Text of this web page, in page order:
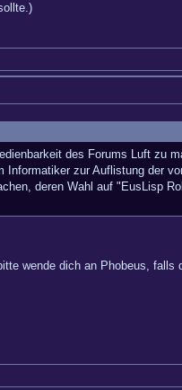
des Forums Luft zu
zur Auflistung der
deren Wahl auf "EusLisp
wende dich an Phobeus, falls